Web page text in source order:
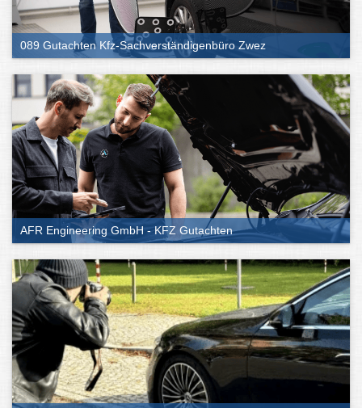
089 Gutachten Kfz-Sachverständigenbüro Zwez
AFR Engineering GmbH - KFZ Gutachten